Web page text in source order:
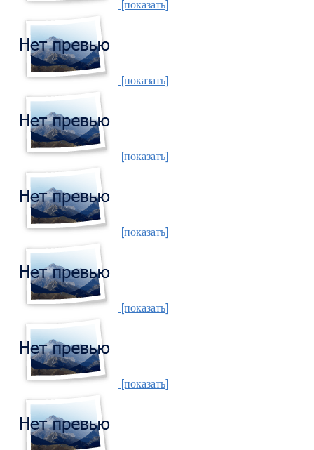
[показать]
[показать]
[показать]
[показать]
[показать]
[показать]